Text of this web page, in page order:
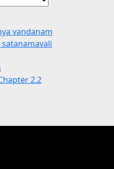
vandanam
2.2